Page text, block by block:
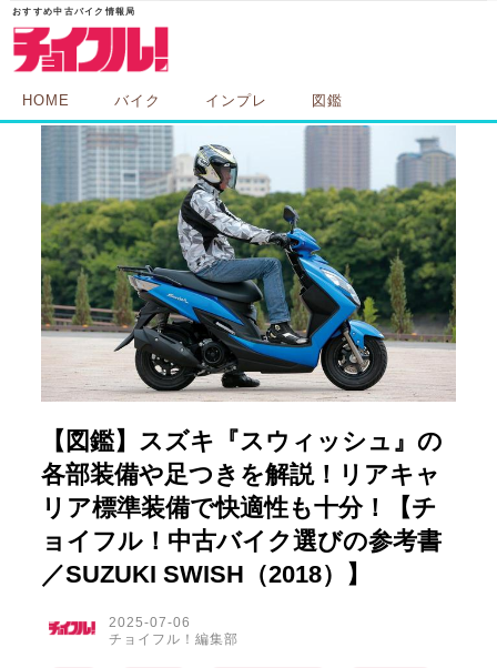
HOME バイク インプレ 図鑑
【図鑑】スズキ『スウィッシュ』の
各部装備や足つきを解説！リアキャ
リア標準装備で快適性も十分！【チ
ョイフル！中古バイク選びの参考書
／SUZUKI SWISH（2018）】
2025-07-06
チョイフル！編集部